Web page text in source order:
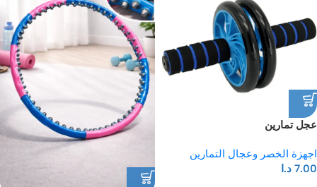
عجل تمارين
اجهزة الخصر وعجال التمارين
7.00 د.ا